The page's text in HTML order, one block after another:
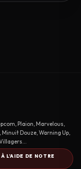
Plaion, Marvelous,
Douze, Warning Up,
L'AIDE DE NOTRE